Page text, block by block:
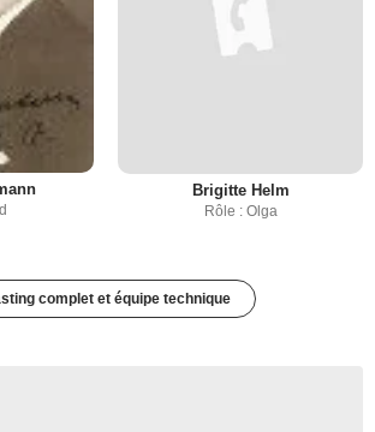
Brigitte Helm
Rôle : Olga
complet et équipe technique